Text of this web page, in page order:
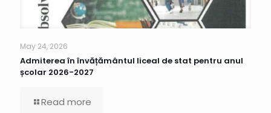
May 24, 2026
Admiterea în învățământul liceal de stat pentru anul
școlar 2026-2027
Read more